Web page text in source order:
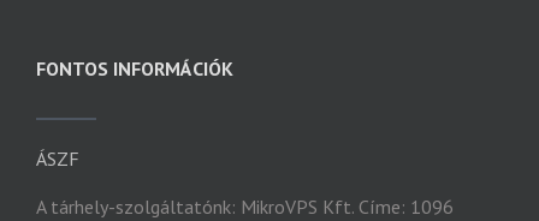
FONTOS INFORMÁCIÓK
ÁSZF
A tárhely-szolgáltatónk: MikroVPS Kft. Címe: 1096